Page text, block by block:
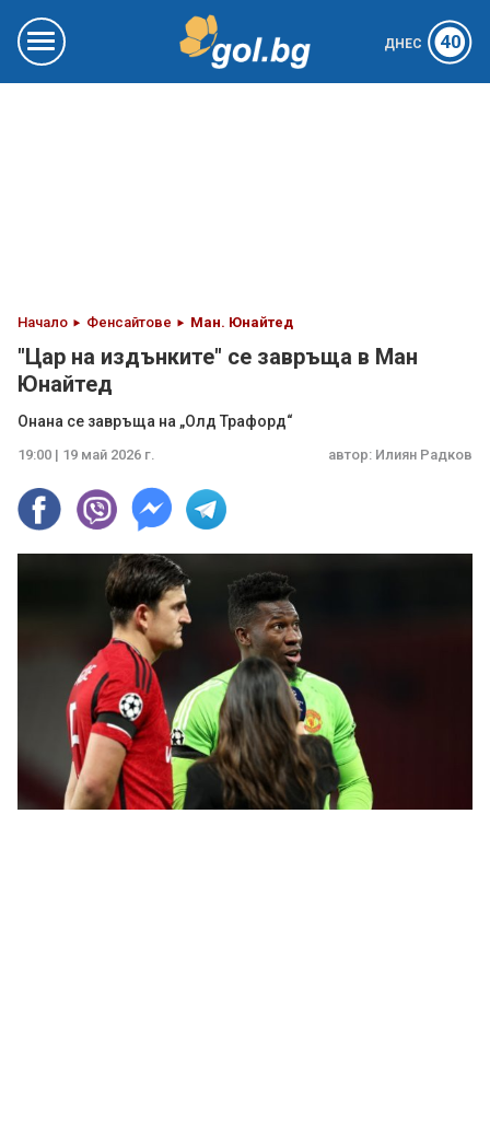
ДНЕС 40
Начало Фенсайтове Ман. Юнайтед
"Цар на издънките" се завръща в Ман
Юнайтед
Онана се завръща на „Олд Трафорд“
19:00 | 19 май 2026 г. автор: Илиян Радков